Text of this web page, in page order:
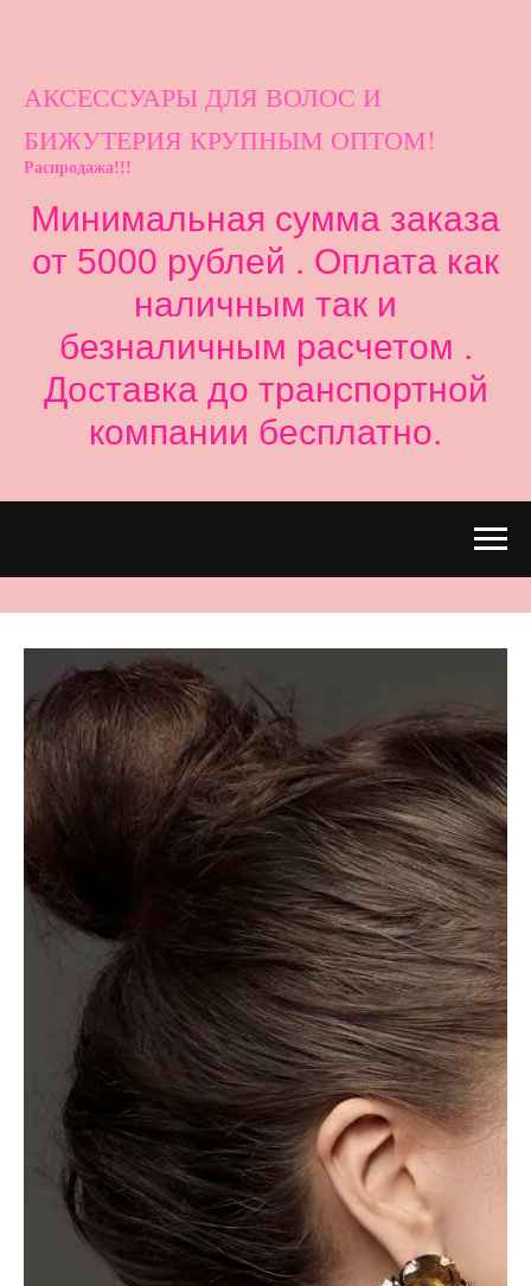
АКСЕССУАРЫ ДЛЯ ВОЛОС И
БИЖУТЕРИЯ КРУПНЫМ ОПТОМ!
Распродажа!!!
Минимальная сумма заказа
от 5000 рублей . Оплата как
наличным так и
безналичным расчетом .
Доставка до транспортной
компании бесплатно.